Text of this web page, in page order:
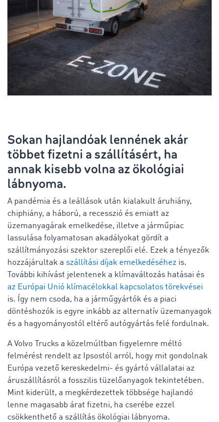
Sokan hajlandóak lennének akár
többet fizetni a szállításért, ha
annak kisebb volna az ökológiai
lábnyoma.
A pandémia és a leállások után kialakult áruhiány,
chiphiány, a háború, a recesszió és emiatt az
üzemanyagárak emelkedése, illetve a járműpiac
lassulása folyamatosan akadályokat gördít a
szállítmányozási szektor szereplői elé. Ezek a tényezők
hozzájárultak a szállítási díjak emelkedéséhez is.
További kihívást jelentenek a klímaváltozás hatásai és
az Európai Unió klímacélokkal kapcsolatos törekvései
is. Így nem csoda, ha a járműgyártók és a piaci
döntéshozók is egyre inkább az alternatív üzemanyagok
és a hagyományostól eltérő autógyártás felé fordulnak.
A Volvo Trucks a közelmúltban figyelemre méltó
felmérést rendelt az Ipsostól arról, hogy mit gondolnak
Európa vezető kereskedelmi- és gyártó vállalatai az
áruszállításról a fosszilis tüzelőanyagok tekintetében.
Mint kiderült, a megkérdezettek többsége hajlandó
lenne magasabb árat fizetni, ha cserébe ezzel
csökkenthető a szállítás ökológiai lábnyoma.